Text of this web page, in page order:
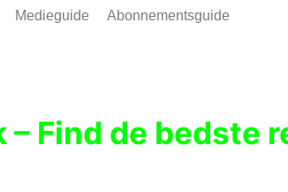
Medieguide Abonnementsguide
– Find de bedste